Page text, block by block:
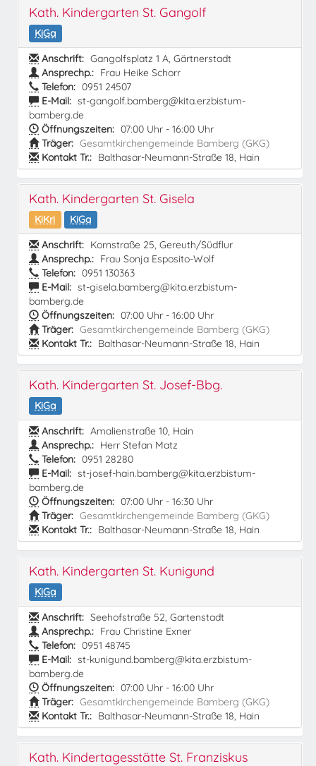
Kath. Kindergarten St. Gangolf
KiGa
Anschrift: Gangolfsplatz 1 A, Gärtnerstadt
Ansprechp.: Frau Heike Schorr
Telefon: 0951 24507
E-Mail: st-gangolf.bamberg@kita.erzbistum-
bamberg.de
Öffnungszeiten: 07:00 Uhr - 16:00 Uhr
Träger: Gesamtkirchengemeinde Bamberg (GKG)
Kontakt Tr.: Balthasar-Neumann-Straße 18, Hain
Kath. Kindergarten St. Gisela
KiKri
KiGa
Anschrift: Kornstraße 25, Gereuth/Südflur
Ansprechp.: Frau Sonja Esposito-Wolf
Telefon: 0951 130363
E-Mail: st-gisela.bamberg@kita.erzbistum-
bamberg.de
Öffnungszeiten: 07:00 Uhr - 16:00 Uhr
Träger: Gesamtkirchengemeinde Bamberg (GKG)
Kontakt Tr.: Balthasar-Neumann-Straße 18, Hain
Kath. Kindergarten St. Josef-Bbg.
KiGa
Anschrift: Amalienstraße 10, Hain
Ansprechp.: Herr Stefan Matz
Telefon: 0951 28280
E-Mail: st-josef-hain.bamberg@kita.erzbistum-
bamberg.de
Öffnungszeiten: 07:00 Uhr - 16:30 Uhr
Träger: Gesamtkirchengemeinde Bamberg (GKG)
Kontakt Tr.: Balthasar-Neumann-Straße 18, Hain
Kath. Kindergarten St. Kunigund
KiGa
Anschrift: Seehofstraße 52, Gartenstadt
Ansprechp.: Frau Christine Exner
Telefon: 0951 48745
E-Mail: st-kunigund.bamberg@kita.erzbistum-
bamberg.de
Öffnungszeiten: 07:00 Uhr - 16:00 Uhr
Träger: Gesamtkirchengemeinde Bamberg (GKG)
Kontakt Tr.: Balthasar-Neumann-Straße 18, Hain
Kath. Kindertagesstätte St. Franziskus